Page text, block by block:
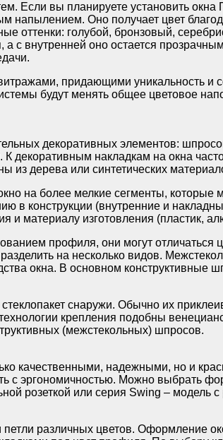
Если вы планируете установить
напылением. Оно получает цвет
оттенки: голубой, бронзовый,
с внутренней оно остается
придающими уникальность и
будут менять общее цветовое
декоративных элементов:
накладкам на окна часто
из дерева или синтетических
на более мелкие сегменты, которые
конструкции (внутренние и
и материалу изготовления (пластик,
профиля, они могут отличаться
на несколько видов.
окна. В основном
снаружи. Обычно их
крепления подобны
(межстекольных) шпросов.
качественными, надежными, но и
с эргономичностью. Можно выбрать
розеткой или серия Swing – модель с
различных цветов. Оформление